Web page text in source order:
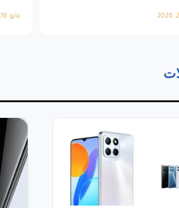
مايو 16, 2026